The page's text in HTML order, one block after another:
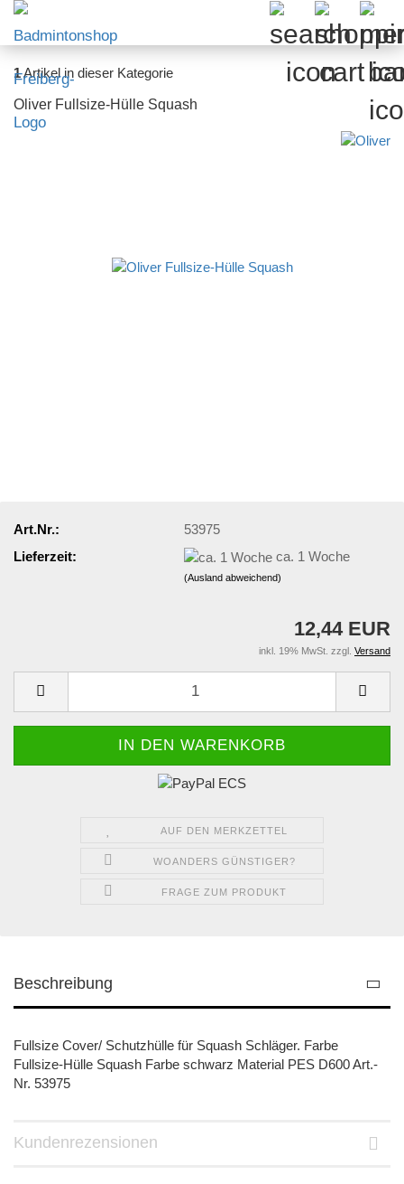
1Artikel in dieser Kategorie
Oliver Fullsize-Hülle Squash
Art.Nr.:
53975
Lieferzeit:
ca. 1 Woche
(Ausland abweichend)
12,44 EUR
inkl. 19% MwSt. zzgl. Versand
AUF DEN MERKZETTEL
WOANDERS GÜNSTIGER?
FRAGE ZUM PRODUKT
Beschreibung
Fullsize Cover/ Schutzhülle für Squash Schläger. Farbe
Fullsize-Hülle Squash Farbe schwarz Material PES D600 Art.-
Nr. 53975
Kundenrezensionen